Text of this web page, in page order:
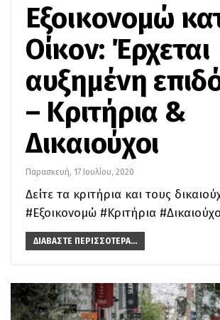
Εξοικονομώ
Oίκον: Έρχεται
αυξημένη
– Κριτήρια &
Δικαιούχοι
Παρασκευή, 17 Ιουλίου, 2020
Δείτε τα κριτήρια και τους
#Εξοικονομώ #Κριτήρια
ΔΙΑΒΆΣΤΕ ΠΕΡΙΣΣΌΤΕΡΑ...